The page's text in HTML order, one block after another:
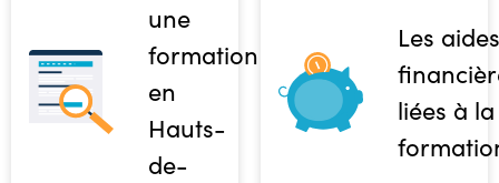
une
formation
en
Hauts-
de-
Les aides
liées à la